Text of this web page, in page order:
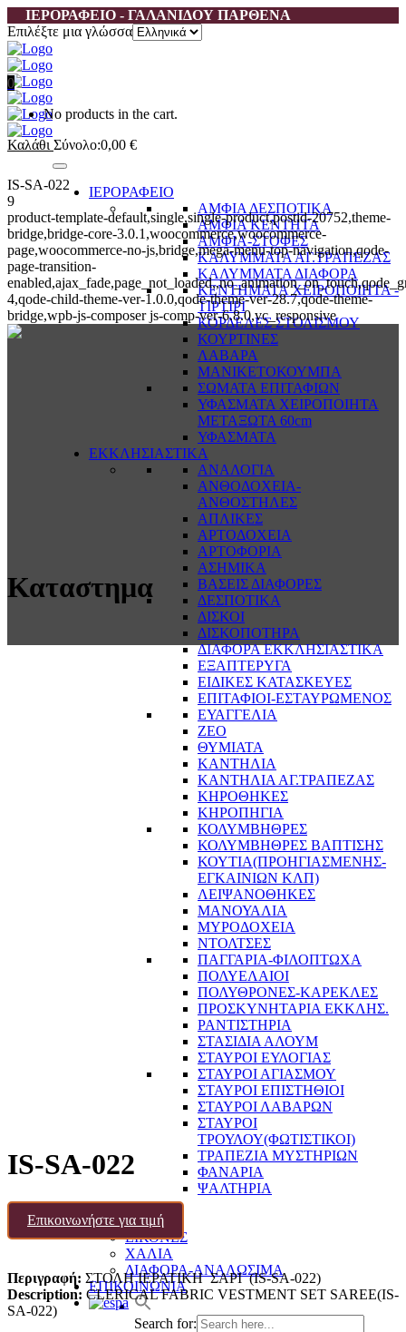
ΙΕΡΟΡΑΦΕΙΟ - ΓΑΛΑΝΙΔΟΥ ΠΑΡΘΕΝΑ
Επιλέξτε μια γλώσσα
0
No products in the cart.
Καλάθι Σύνολο:0,00 €
ΙΕΡΟΡΑΦΕΙΟ
ΑΜΦΙΑ ΔΕΣΠΟΤΙΚΑ
ΑΜΦΙΑ ΚΕΝΤΗΤΑ
ΑΜΦΙΑ-ΣΤΟΦΕΣ
ΚΑΛΥΜΜΑΤΑ ΑΓ.ΤΡΑΠΕΖΑΣ
ΚΑΛΥΜΜΑΤΑ ΔΙΑΦΟΡΑ
ΚΕΝΤΗΜΑΤΑ ΧΕΙΡΟΠΟΙΗΤΑ -
ΤΙΡΤΙΡΙ
ΚΟΡΔΕΛΕΣ ΣΤΟΛΙΣΜΟΥ
ΚΟΥΡΤΙΝΕΣ
ΛΑΒΑΡΑ
ΜΑΝΙΚΕΤΟΚΟΥΜΠΑ
ΣΩΜΑΤΑ ΕΠΙΤΑΦΙΩΝ
ΥΦΑΣΜΑΤΑ ΧΕΙΡΟΠΟΙΗΤΑ
ΜΕΤΑΞΩΤΑ 60cm
ΥΦΑΣΜΑΤΑ
ΕΚΚΛΗΣΙΑΣΤΙΚΑ
ΑΝΑΛΟΓΙΑ
ΑΝΘΟΔΟΧΕΙΑ-
ΑΝΘΟΣΤΗΛΕΣ
ΑΠΛΙΚΕΣ
ΑΡΤΟΔΟΧΕΙΑ
ΑΡΤΟΦΟΡΙΑ
ΑΣΗΜΙΚΑ
ΒΑΣΕΙΣ ΔΙΑΦΟΡΕΣ
ΔΕΣΠΟΤΙΚΑ
ΔΙΣΚΟΙ
ΔΙΣΚΟΠΟΤΗΡΑ
ΔΙΑΦΟΡΑ ΕΚΚΛΗΣΙΑΣΤΙΚΑ
ΕΞΑΠΤΕΡΥΓΑ
ΕΙΔΙΚΕΣ ΚΑΤΑΣΚΕΥΕΣ
ΕΠΙΤΑΦΙΟΙ-ΕΣΤΑΥΡΩΜΕΝΟΣ
ΕΥΑΓΓΕΛΙΑ
ΖΕΟ
ΘΥΜΙΑΤΑ
ΚΑΝΤΗΛΙΑ
ΚΑΝΤΗΛΙΑ ΑΓ.ΤΡΑΠΕΖΑΣ
ΚΗΡΟΘΗΚΕΣ
ΚΗΡΟΠΗΓΙΑ
ΚΟΛΥΜΒΗΘΡΕΣ
ΚΟΛΥΜΒΗΘΡΕΣ ΒΑΠΤΙΣΗΣ
ΚΟΥΤΙΑ(ΠΡΟΗΓΙΑΣΜΕΝΗΣ-
ΕΓΚΑΙΝΙΩΝ ΚΛΠ)
ΛΕΙΨΑΝΟΘΗΚΕΣ
ΜΑΝΟΥΑΛΙΑ
ΜΥΡΟΔΟΧΕΙΑ
ΝΤΟΛΤΣΕΣ
ΠΑΓΓΑΡΙΑ-ΦΙΛΟΠΤΩΧΑ
ΠΟΛΥΕΛΑΙΟΙ
ΠΟΛΥΘΡΟΝΕΣ-ΚΑΡΕΚΛΕΣ
ΠΡΟΣΚΥΝΗΤΑΡΙΑ ΕΚΚΛΗΣ.
ΡΑΝΤΙΣΤΗΡΙΑ
ΣΤΑΣΙΔΙΑ ΑΛΟΥΜ
ΣΤΑΥΡΟΙ ΕΥΛΟΓΙΑΣ
ΣΤΑΥΡΟΙ ΑΓΙΑΣΜΟΥ
ΣΤΑΥΡΟΙ ΕΠΙΣΤΗΘΙΟΙ
ΣΤΑΥΡΟΙ ΛΑΒΑΡΩΝ
ΣΤΑΥΡΟΙ
ΤΡΟΥΛΟΥ(ΦΩΤΙΣΤΙΚΟΙ)
ΤΡΑΠΕΖΙΑ ΜΥΣΤΗΡΙΩΝ
ΦΑΝΑΡΙΑ
ΨΑΛΤΗΡΙΑ
ΔΙΑΦΟΡΑ
ΕΙΚΟΝΕΣ
ΧΑΛΙΑ
ΔΙΑΦΟΡΑ-ΑΝΑΛΩΣΙΜΑ
ΕΠΙΚΟΙΝΩΝΙΑ
Search for:
IS-SA-022
9
product-template-default,single,single-product,postid-20752,theme-
bridge,bridge-core-3.0.1,woocommerce,woocommerce-
page,woocommerce-no-js,bridge,mega-menu-top-navigation,qode-
page-transition-
4,qode-child-theme-ver-1.0.0,qode-theme-ver-28.7,qode-theme-
bridge,wpb-js-composer js-comp-ver-6.8.0,vc_responsive
Καταστημα
IS-SA-022
Επικοινωνήστε για τιμή
Περιγραφή: ΣΤΟΛΗ ΙΕΡΑΤΙΚΗ ΣΑΡΙ (IS-SA-022)
Description: CLERICAL FABRIC VESTMENT SET SARΕΕ(IS-
SA-022)